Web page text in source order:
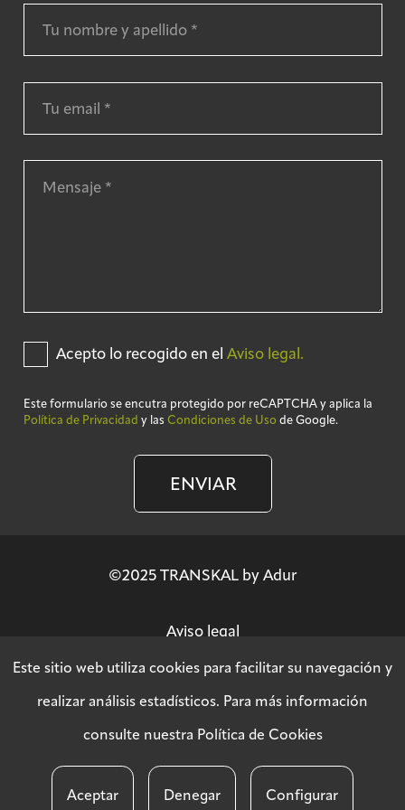
Acepto lo recogido en el Aviso legal.
Este formulario se encutra protegido por reCAPTCHA y aplica la
Política de Privacidad y las Condiciones de Uso de Google.
ENVIAR
©2025 TRANSKAL by Adur
Aviso legal
Política SGSI
Política de cookies
Este sitio web utiliza cookies para facilitar su navegación y
realizar análisis estadísticos. Para más información
consulte nuestra Política de Cookies
Aceptar Denegar Configurar